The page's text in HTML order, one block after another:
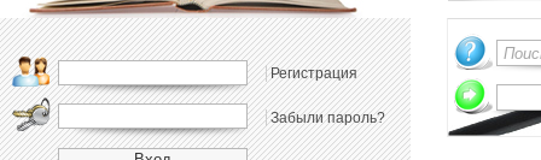
Регистрация
Забыли пароль?